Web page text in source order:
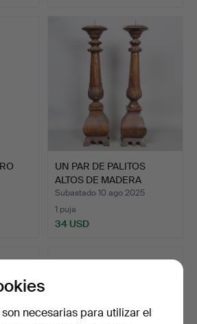
UN PAR DE PALITOS
ALTOS DE MADERA
TALLADOS…
Subastado 10 ago 2025
1 puja
34 USD
necesarias para utilizar el